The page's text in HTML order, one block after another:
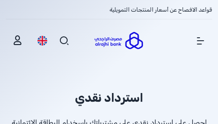
قواعد الافصاح عن أسعار المنتجات التمويلية
Show Menu
استرداد نقدي